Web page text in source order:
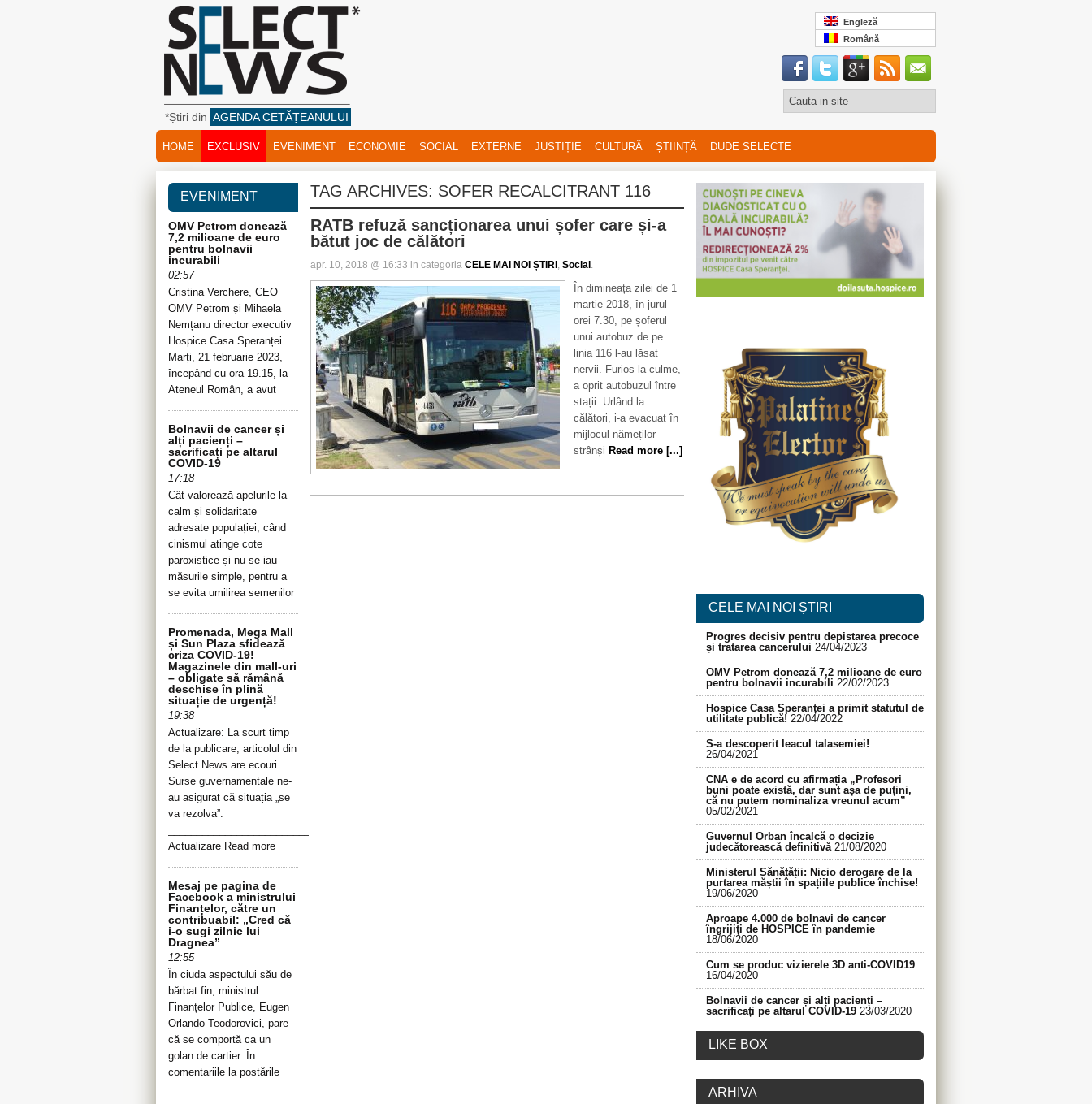
*Știri din AGENDA CETĂȚEANULUI
Engleză
Română
HOME EXCLUSIV EVENIMENT ECONOMIE SOCIAL EXTERNE JUSTIȚIE CULTURĂ ȘTIINȚĂ DUDE SELECTE
TAG ARCHIVES: SOFER RECALCITRANT 116
RATB refuză sancționarea unui șofer care și-a
bătut joc de călători
apr. 10, 2018 @ 16:33 in categoria CELE MAI NOI ȘTIRI , Social .
În dimineața zilei de 1
martie 2018, în jurul
orei 7.30, pe șoferul
unui autobuz de pe
linia 116 l-au lăsat
nervii. Furios la culme,
a oprit autobuzul între
stații. Urlând la
călători, i-a evacuat în
mijlocul nămeților
strânși Read more [...]
EVENIMENT
OMV Petrom donează
7,2 milioane de euro
pentru bolnavii
incurabili
02:57
Cristina Verchere, CEO
OMV Petrom și Mihaela
Nemțanu director executiv
Hospice Casa Speranței
Marți, 21 februarie 2023,
începând cu ora 19.15, la
Ateneul Român, a avut
Bolnavii de cancer și
alți pacienți –
sacrificați pe altarul
COVID-19
17:18
Cât valorează apelurile la
calm și solidaritate
adresate populației, când
cinismul atinge cote
paroxistice și nu se iau
măsurile simple, pentru a
se evita umilirea semenilor
Promenada, Mega Mall
și Sun Plaza sfidează
criza COVID-19!
Magazinele din mall-uri
– obligate să rămână
deschise în plină
situație de urgență!
19:38
Actualizare: La scurt timp
de la publicare, articolul din
Select News are ecouri.
Surse guvernamentale ne-
au asigurat că situația „se
va rezolva”.
Actualizare Read more
Mesaj pe pagina de
Facebook a ministrului
Finanțelor, către un
contribuabil: „Cred că
i-o sugi zilnic lui
Dragnea”
12:55
În ciuda aspectului său de
bărbat fin, ministrul
Finanțelor Publice, Eugen
Orlando Teodorovici, pare
că se comportă ca un
golan de cartier. În
comentariile la postările
CELE MAI NOI ȘTIRI
Progres decisiv pentru depistarea precoce
și tratarea cancerului 24/04/2023
OMV Petrom donează 7,2 milioane de euro
pentru bolnavii incurabili 22/02/2023
Hospice Casa Speranței a primit statutul de
utilitate publică! 22/04/2022
S-a descoperit leacul talasemiei!
26/04/2021
CNA e de acord cu afirmația „Profesori
buni poate există, dar sunt așa de puțini,
că nu putem nominaliza vreunul acum”
05/02/2021
Guvernul Orban încalcă o decizie
judecătorească definitivă 21/08/2020
Ministerul Sănătății: Nicio derogare de la
purtarea măștii în spațiile publice închise!
19/06/2020
Aproape 4.000 de bolnavi de cancer
îngrijiți de HOSPICE în pandemie
18/06/2020
Cum se produc vizierele 3D anti-COVID19
16/04/2020
Bolnavii de cancer și alți pacienți –
sacrificați pe altarul COVID-19 23/03/2020
LIKE BOX
ARHIVA